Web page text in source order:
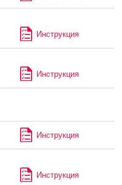
Инструкция
Инструкция
Инструкция
Инструкция